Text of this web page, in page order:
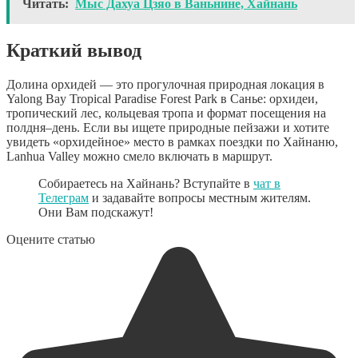
Читать: Мыс Дахуа Цзяо в Ваньнине, Хайнань
Краткий вывод
Долина орхидей — это прогулочная природная локация в
Yalong Bay Tropical Paradise Forest Park в Санье: орхидеи,
тропический лес, кольцевая тропа и формат посещения на
полдня–день. Если вы ищете природные пейзажи и хотите
увидеть «орхидейное» место в рамках поездки по Хайнаню,
Lanhua Valley можно смело включать в маршрут.
Собираетесь на Хайнань? Вступайте в чат в
Телеграм и задавайте вопросы местным жителям.
Они Вам подскажут!
Оцените статью